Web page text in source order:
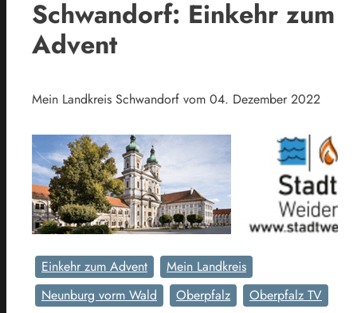
Schwandorf: Einkehr zum
Advent
Mein Landkreis Schwandorf vom 04. Dezember 2022
Einkehr zum Advent
Mein Landkreis
Neunburg vorm Wald
Oberpfalz
Oberpfalz TV